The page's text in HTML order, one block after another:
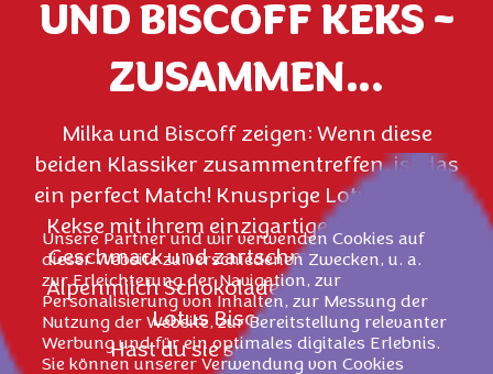
UND BISCOFF KEKS –
ZUSAMMEN…
Milka und Biscoff zeigen: Wenn diese
beiden Klassiker zusammentreffen, ist das
ein perfect Match! Knusprige Lotus Biscoff
Kekse mit ihrem einzigartigem Karamel-
Geschmack und zartschmelzende Milka
Alpenmilch Schokolade. Das ist die Milka
Lotus Biscoff Tafel.
Hast du sie schon probiert?
Unsere Partner und wir verwenden Cookies auf
dieser Website zu verschiedenen Zwecken, u. a.
zur Erleichterung der Navigation, zur
Personalisierung von Inhalten, zur Messung der
Nutzung der Website, zur Bereitstellung relevanter
Werbung und für ein optimales digitales Erlebnis.
Sie können unserer Verwendung von Cookies